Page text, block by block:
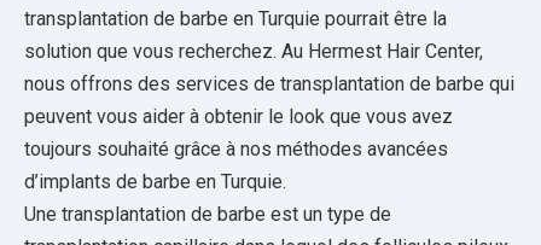
transplantation de barbe en Turquie pourrait être la
solution que vous recherchez. Au Hermest Hair Center,
nous offrons des services de transplantation de barbe qui
peuvent vous aider à obtenir le look que vous avez
toujours souhaité grâce à nos méthodes avancées
d’implants de barbe en Turquie.
Une transplantation de barbe est un type de